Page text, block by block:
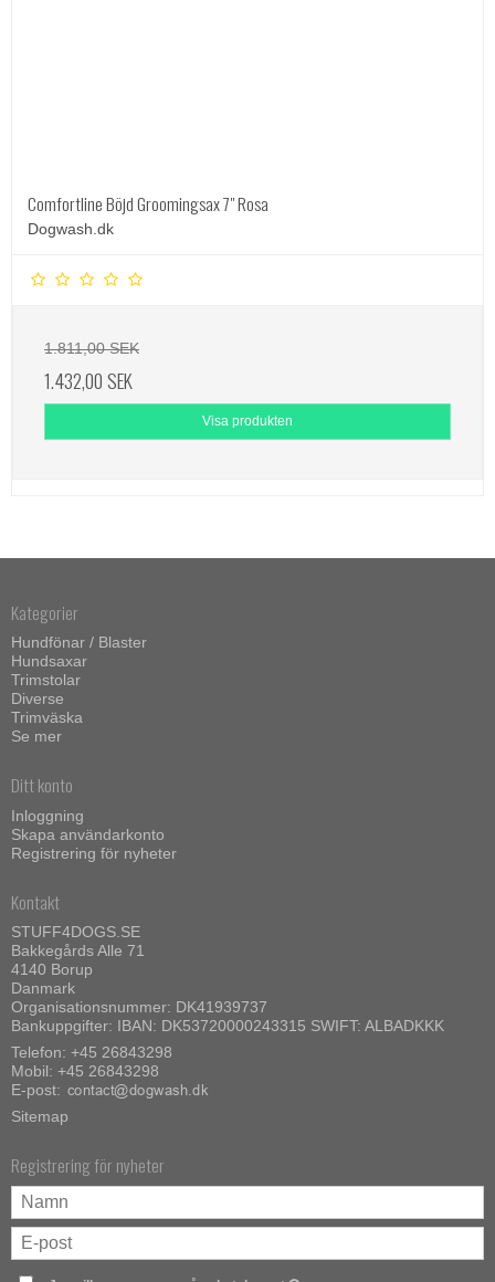
Comfortline Böjd Groomingsax 7" Rosa
Dogwash.dk
1.811,00 SEK
1.432,00 SEK
Visa produkten
Kategorier
Hundfönar / Blaster
Hundsaxar
Trimstolar
Diverse
Trimväska
Se mer
Ditt konto
Inloggning
Skapa användarkonto
Registrering för nyheter
Kontakt
STUFF4DOGS.SE
Bakkegårds Alle 71
4140 Borup
Danmark
Organisationsnummer: DK41939737
Bankuppgifter: IBAN: DK53720000243315 SWIFT: ALBADKKK
Telefon: +45 26843298
Mobil: +45 26843298
E-post:
Sitemap
Registrering för nyheter